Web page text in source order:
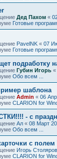
Дед Пахом «
Готовые
PavelNK « 07
Готовые
подработку
Губин Игорь «
Обо всем ...
шаблона
Admin « 06
CLARION for
- с
Ал « 08 Март
Обо всем ...
с полем
Игорь Столяров
CLARION for